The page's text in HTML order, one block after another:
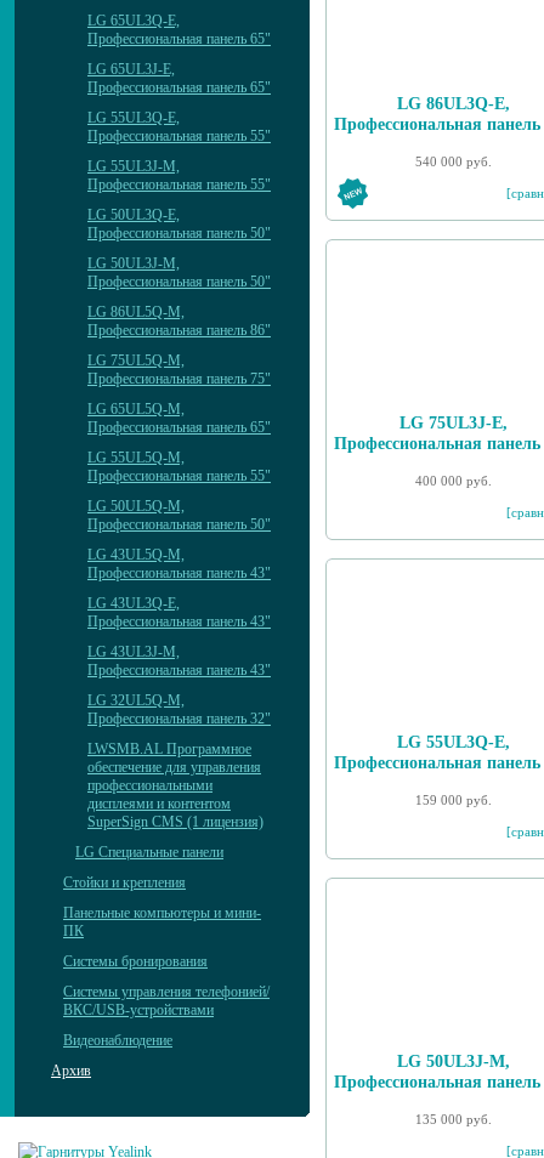
LG 65UL3Q-E,
Профессиональная панель 65"
LG 65UL3J-E,
Профессиональная панель 65"
LG 55UL3Q-E,
Профессиональная панель 55"
LG 55UL3J-M,
Профессиональная панель 55"
LG 50UL3Q-E,
Профессиональная панель 50"
LG 50UL3J-M,
Профессиональная панель 50"
LG 86UL5Q-M,
Профессиональная панель 86"
LG 75UL5Q-M,
Профессиональная панель 75"
LG 65UL5Q-M,
Профессиональная панель 65"
LG 55UL5Q-M,
Профессиональная панель 55"
LG 50UL5Q-M,
Профессиональная панель 50"
LG 43UL5Q-M,
Профессиональная панель 43"
LG 43UL3Q-E,
Профессиональная панель 43"
LG 43UL3J-M,
Профессиональная панель 43"
LG 32UL5Q-M,
Профессиональная панель 32"
LWSMB.AL Программное
обеспечение для управления
профессиональными
дисплеями и контентом
SuperSign CMS (1 лицензия)
LG Специальные панели
Стойки и крепления
Панельные компьютеры и мини-
ПК
Системы бронирования
Системы управления телефонией/
ВКС/USB-устройствами
Видеонаблюдение
Архив
LG 86UL3Q-E,
Профессиональная
540 000 руб.
LG 75UL3J-E,
Профессиональная
400 000 руб.
LG 55UL3Q-E,
Профессиональная
159 000 руб.
LG 50UL3J-M,
Профессиональная
135 000 руб.